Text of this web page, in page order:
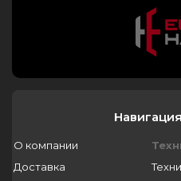
О компании
Доставка